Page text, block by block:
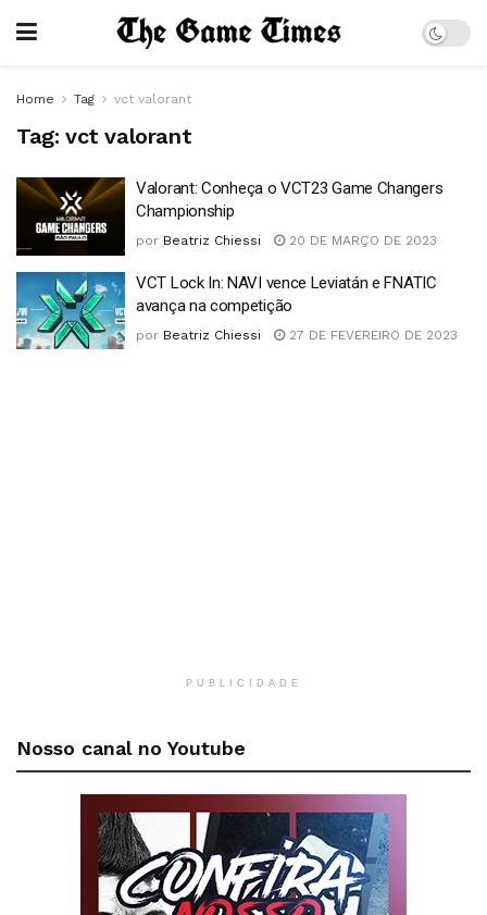
Home Tag vct valorant
Tag: vct valorant
Valorant: Conheça o VCT23 Game Changers
Championship
por Beatriz Chiessi 20 DE MARÇO DE 2023
VCT Lock In: NAVI vence Leviatán e FNATIC
avança na competição
por Beatriz Chiessi 27 DE FEVEREIRO DE 2023
PUBLICIDADE
Nosso canal no Youtube